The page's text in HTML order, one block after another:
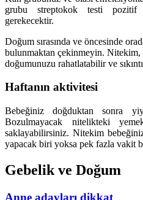
grubu streptokok testi pozitif
gerekecektir.
Doğum sırasında ve öncesinde
bulunmaktan çekinmeyin. Nitekim,
doğumunuzu rahatlatabilir ve
Haftanın aktivitesi
Bebeğiniz doğduktan sonra
Bozulmayacak nitelikteki
saklayabilirsiniz. Nitekim
yapacak biri yoksa pek fazla vakit
Gebelik ve Doğum
Anne adayları dikkat